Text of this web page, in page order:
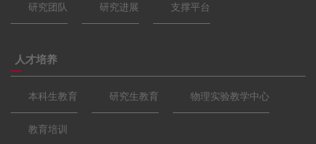
研究团队 研究进展 支撑平台
人才培养
本科生教育 研究生教育 物理实验教学中心
教育培训